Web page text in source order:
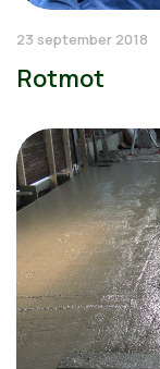
23 september 2018
Rotmot